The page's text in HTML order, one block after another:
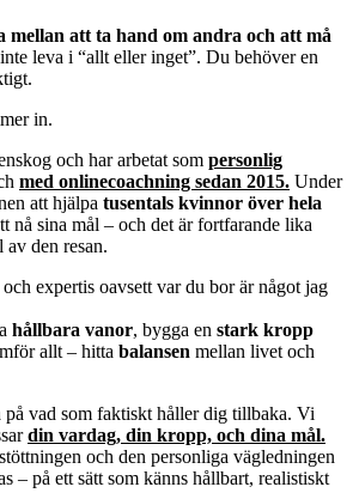
mellan att ta hand om andra och att må
leva i “allt eller inget”. Du behöver en
in.
och har arbetat som personlig
med onlinecoachning sedan 2015. Under
att hjälpa tusentals kvinnor över hela
nå sina mål – och det är fortfarande lika
av den resan.
expertis oavsett var du bor är något jag
hållbara vanor, bygga en stark kropp
allt – hitta balansen mellan livet och
på vad som faktiskt håller dig tillbaka. Vi
din vardag, din kropp, och dina mål.
och den personliga vägledningen
– på ett sätt som känns hållbart, realistiskt